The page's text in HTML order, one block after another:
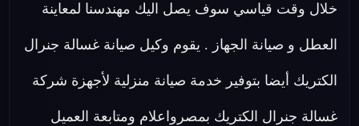
خلال وقت قياسي سوف يصل اليك مهندسنا لمعاينة
العطل و صيانة الجهاز . يقوم وكيل صيانة غسالة جنرال
الكتريك أيضا بتوفير خدمة صيانة منزلية لأجهزة شركة
غسالة جنرال الكتريك بمصرواعلام ومتابعة العميل